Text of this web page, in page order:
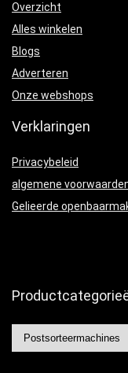
Overzicht
Alles winkelen
Blogs
Adverteren
Onze webshops
Verklaringen
Privacybeleid
algemene
Gelieerde